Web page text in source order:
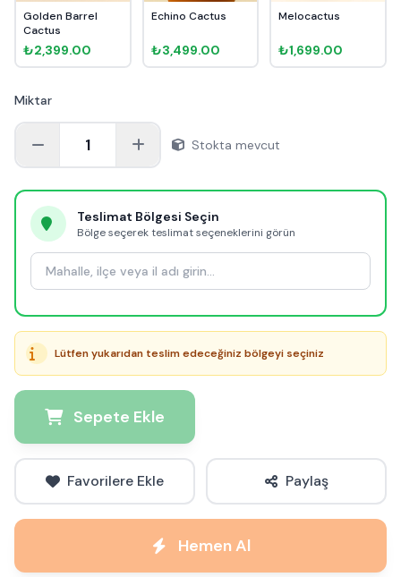
Golden Barrel
Cactus
₺2,399.00
Echino Cactus
₺3,499.00
Melocactus
₺1,699.00
Miktar
1 Stokta mevcut
Teslimat Bölgesi Seçin
Bölge seçerek teslimat seçeneklerini görün
Lütfen yukarıdan teslim edeceğiniz bölgeyi seçiniz
Sepete Ekle
Favorilere Ekle Paylaş
Hemen Al